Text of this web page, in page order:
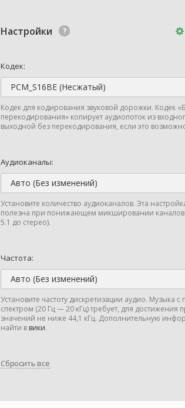
Настройки
Кодек:
PCM_S16BE (Несжатый)
Кодек для кодирования звуковой дорожки. Кодек
перекодирования» копирует аудиопоток из
выходной без перекодирования, если это
Аудиоканалы:
Авто (Без изменений)
Установите количество аудиоканалов. Эта
полезна при понижающем микшировании
5.1 до стерео).
Частота:
Авто (Без изменений)
Установите частоту дискретизации аудио. Музыка
спектром (20 Гц — 20 кГц) требует, для достижения
значений не ниже 44,1 кГц. Дополнительную
найти в вики.
Сбросить все